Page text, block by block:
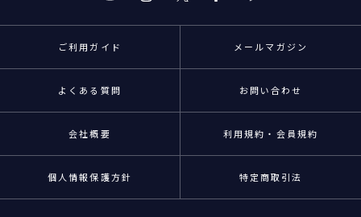
ご利用ガイド メールマガジン
よくある質問 お問い合わせ
会社概要 利用規約・会員規約
個人情報保護方針 特定商取引法